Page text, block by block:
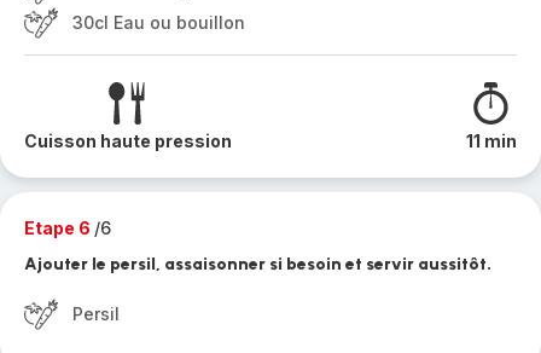
30cl Eau ou bouillon
Cuisson haute pression 11 min
Etape 6 /6
Ajouter le persil, assaisonner si besoin et servir aussitôt.
Persil